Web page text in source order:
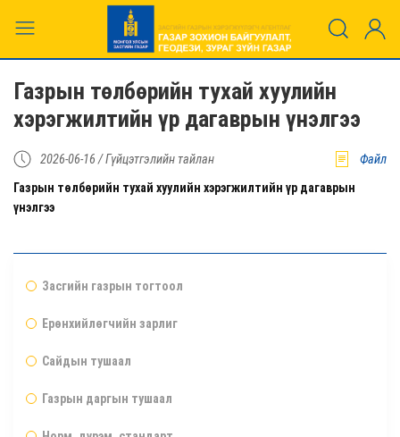
Газрын төлбөрийн тухай хуулийн
хэрэгжилтийн үр дагаврын үнэлгээ
2026-06-16 /Гүйцэтгэлийн тайлан Файл
Газрын төлбөрийн тухай хуулийн хэрэгжилтийн үр дагаврын
үнэлгээ
Засгийн газрын тогтоол
Ерөнхийлөгчийн зарлиг
Сайдын тушаал
Газрын даргын тушаал